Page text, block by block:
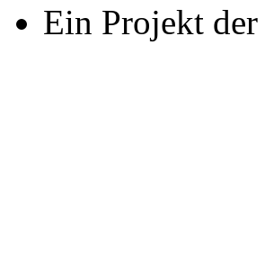
Ein Projekt der